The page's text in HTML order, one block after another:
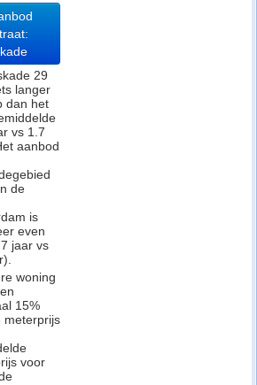
29
langer
dan het
vs 1.7
aanbod
de
is
even
jaar vs
woning
15%
meterprijs
voor